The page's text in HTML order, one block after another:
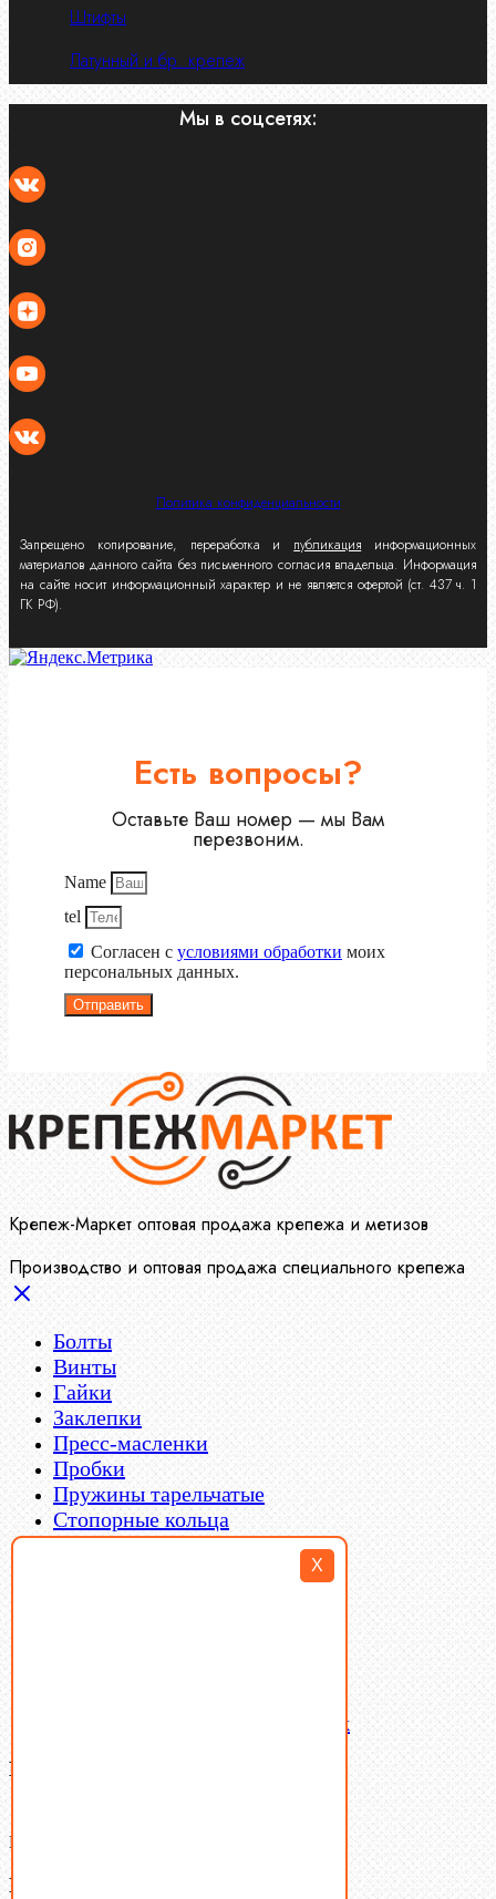
X
Штифты
Латунный и бр. крепеж
Мы в соцсетях:
Политика конфиденциальности
Запрещено копирование, переработка и публикация информационных
материалов данного сайта без письменного согласия владельца. Информация
на сайте носит информационный характер и не является офертой (ст. 437 ч. 1
ГК РФ).
Есть вопросы?
Оставьте Ваш номер — мы Вам
перезвоним.
Name
tel
Согласен с условиями обработки моих
персональных данных.
Отправить
Крепеж-Маркет оптовая продажа крепежа и метизов
Производство и оптовая продажа специального крепежа
Болты
Винты
Гайки
Заклепки
Пресс-масленки
Пробки
Пружины тарельчатые
Стопорные кольца
Такелаж
Латунный и бронзовый крепеж
Ваша корзина
В корзине нет товаров.
Поиск